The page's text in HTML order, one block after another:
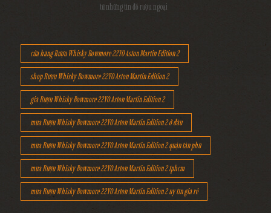
từ những tín đồ rượu ngoại
cửa hàng Rượu Whisky Bowmore 22YO Aston Martin Edition 2
shop Rượu Whisky Bowmore 22YO Aston Martin Edition 2
giá Rượu Whisky Bowmore 22YO Aston Martin Edition 2
mua Rượu Whisky Bowmore 22YO Aston Martin Edition 2 ở đâu
mua Rượu Whisky Bowmore 22YO Aston Martin Edition 2 quận tân phú
mua Rượu Whisky Bowmore 22YO Aston Martin Edition 2 tphcm
mua Rượu Whisky Bowmore 22YO Aston Martin Edition 2 uy tín giá rẻ